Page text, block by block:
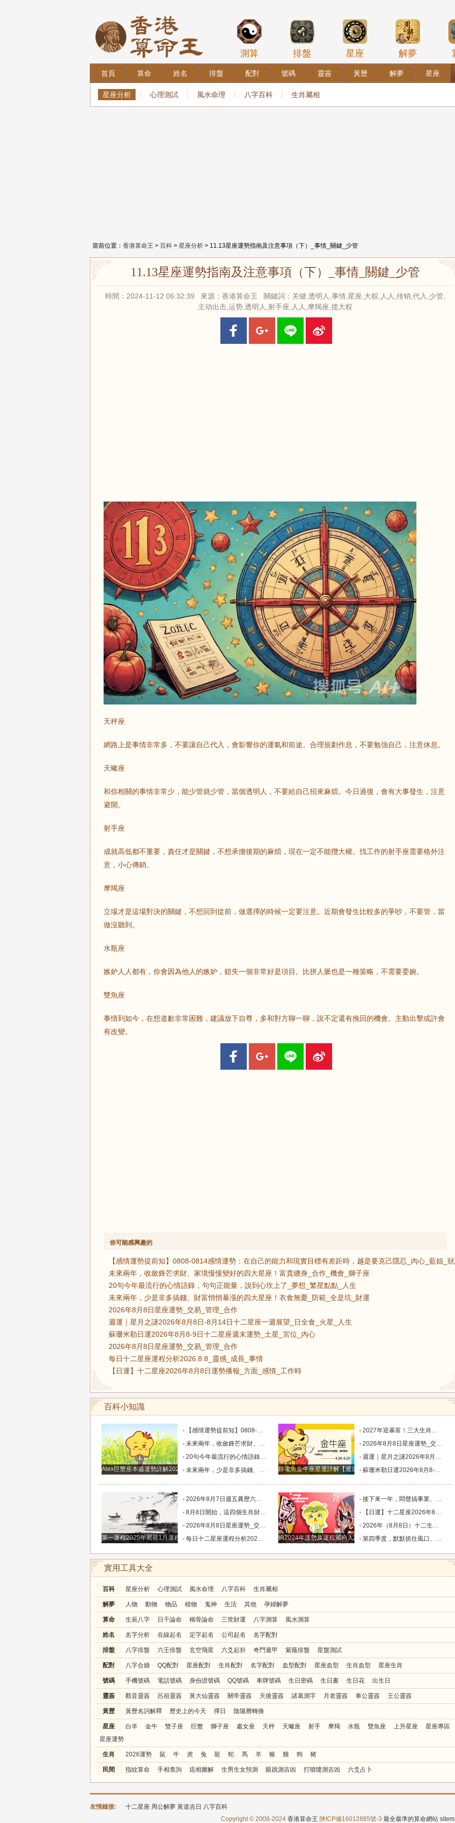
測算 排盤 星座 解夢
首頁 算命 姓名 排盤 配對 號碼 靈簽 黃歷 解夢 星座
星座分析 心理測試 風水命理 八字百科 生肖屬相
當前位置： 香港算命王 > 百科 > 星座分析 > 11.13星座運勢指南及注意事項（下）_事情_關鍵_少管
11.13星座運勢指南及注意事項（下）_事情_關鍵_少管
時間：2024-11-12 06:32:39 來源：香港算命王 關鍵詞：关键,透明人,事情,星座,大权,人人,传销,代入,少管,
主动出击,运势,透明人,射手座,人人,摩羯座,揽大权
天秤座
網路上是事情非常多，不要讓自己代入，會影響你的運氣和前途。合理規劃作息，不要勉強自己，注意休息。
天蠍座
和你相關的事情非常少，能少管就少管，當個透明人，不要給自己招來麻煩。今日過後，會有大事發生，注意
避開。
射手座
成就高低都不重要，責任才是關鍵，不想承擔後期的麻煩，現在一定不能攬大權。找工作的射手座需要格外注
意，小心傳銷。
摩羯座
立場才是這場對決的關鍵，不想回到從前，做選擇的時候一定要注意。近期會發生比較多的爭吵，不要管，當
做沒聽到。
水瓶座
嫉妒人人都有，你會因為他人的嫉妒，錯失一個非常好是項目。比拼人脈也是一種策略，不需要委婉。
雙魚座
事情到如今，在想道歉非常困難，建議放下自尊，多和對方聊一聊，說不定還有挽回的機會。主動出擊或許會
有改變。
你可能感興趣的
【感情運勢提前知】0808-0814感情運勢：在自己的能力和現實目標有差距時，越是要克己隱忍_內心_藍姐_
未來兩年，收斂鋒芒求財、家境慢慢變好的四大星座！富貴纏身_合作_機會_獅子座
20句今年最流行的心情語錄，句句正能量，說到心坎上了_夢想_繁星點點_人生
未來兩年，少是非多搞錢、財富悄悄暴漲的四大星座！衣食無憂_防範_全是坑_財運
2026年8月8日星座運勢_交易_管理_合作
週運｜星月之謎2026年8月8日-8月14日十二星座一週展望_日全食_火星_人生
蘇珊米勒日運2026年8月8-9日十二星座週末運勢_土星_宮位_內心
2026年8月8日星座運勢_交易_管理_合作
每日十二星座運程分析2026.8.8_靈感_成長_事情
【日運】十二星座2026年8月8日運勢播報_方面_感情_工作時
百科小知識
Alex巨蟹座本週運勢詳解2024.12.23-12.29
【感情運勢提前知】0808-0814感情運勢：在自己的能力和現實目標有差距時，越是要克己隱忍_內心_藍姐_狀態
未來兩年，收斂鋒芒求財、家境慢慢變好的四大星座！富貴纏身_合作_機會_獅子座
20句今年最流行的心情語錄，句句正能量，說到心坎上了_夢想_繁星點點_人生
未來兩年，少是非多搞錢、財富悄悄暴漲的四大星座！衣食無憂_防範_全是坑_財運
靜電魚金牛座星運詳解【週運2024年12月9日-12月15日】
2027年迎暴富！三大生肖錦鯉附體，迎事業愛情巔峰_屬狗_朋友_謙讓
2026年8月8日星座運勢_交易_管理_合作
週運｜星月之謎2026年8月8日-8月14日十二星座一週展望_日全食_火星_人生
蘇珊米勒日運2026年8月8-9日十二星座週末運勢_土星_宮位_內心
第一運程2025年屬豬1月運程解析
2026年8月7日週五農歷六月廿五好運生肖排名榜。_工作_池池_感情
8月8日開始，這四個生肖財運穩步上行，財路全程暢通收獲滿堂吉祥財富_財氣_龍人
2026年8月8日星座運勢_交易_管理_合作
每日十二星座運程分析2026.8.8_靈感_成長_事情
狗2024年運勢及運程屬狗人2024運勢好嗎
接下來一年，悶聲搞事業、家底越來越厚的四大星座！財源滾滾_機會_計劃_百萬財富
【日運】十二星座2026年8月8日運勢播報_方面_感情_工作時
2026年（8月8日）十二生肖運勢播報_感情_事業_朋友
第四季度，默默抓住風口、收入節節走高的四大星座！越攢越富_機會_能量_直覺
實用工具大全
百科 星座分析 心理測試 風水命理 八字百科 生肖屬相
解夢 人物 動物 物品 植物 鬼神 生活 其他 孕婦解夢
算命 生辰八字 日干論命 稱骨論命 三世財運 八字測算 風水測算
姓名 名字分析 在線起名 定字起名 公司起名 名字配對
排盤 八字排盤 六壬排盤 玄空飛星 六爻起卦 奇門遁甲 紫薇排盤 星盤測試
配對 八字合婚 QQ配對 星座配對 生肖配對 名字配對 血型配對 星座血型 生肖血型 星座生肖
號碼 手機號碼 電話號碼 身份證號碼 QQ號碼 車牌號碼 生日密碼 生日書 生日花 出生日
靈簽 觀音靈簽 呂祖靈簽 黃大仙靈簽 關帝靈簽 天後靈簽 諸葛測字 月老靈簽 車公靈簽 王公靈簽
黃歷 黃歷名詞解釋 歷史上的今天 擇日 陰陽曆轉換
星座 白羊 金牛 雙子座 巨蟹 獅子座 處女座 天秤 天蠍座 射手 摩羯 水瓶 雙魚座 上升星座
星座專區
星座運勢
生肖 2026運勢 鼠 牛 虎 兔 龍 蛇 馬 羊 猴 雞 狗 豬
民間 指紋算命 手相查詢 痣相圖解 生男生女預測 眼跳測吉凶 打噴嚏測吉凶 六爻占卜
龍 馬
友情鏈接: 十二星座 周公解夢 黃道吉日 八字百科
Copyright © 2008-2024 香港算命王 陝ICP備16012885號-3 最全最準的算命網站